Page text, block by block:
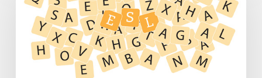
con
agencia
directamente